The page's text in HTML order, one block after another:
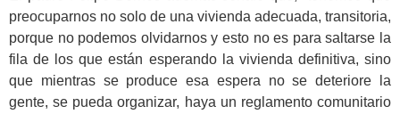
preocuparnos no solo de una vivienda adecuada, transitoria,
porque no podemos olvidarnos y esto no es para saltarse la
fila de los que están esperando la vivienda definitiva, sino
que mientras se produce esa espera no se deteriore la
gente, se pueda organizar, haya un reglamento comunitario